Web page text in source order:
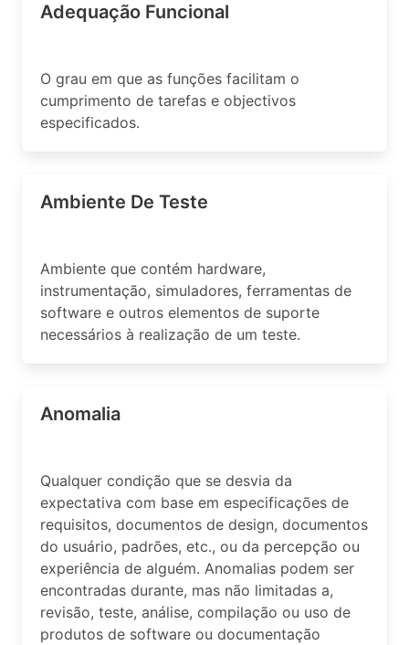
Adequação Funcional
O grau em que as funções facilitam o
cumprimento de tarefas e objectivos
especificados.
Ambiente De Teste
Ambiente que contém hardware,
instrumentação, simuladores, ferramentas de
software e outros elementos de suporte
necessários à realização de um teste.
Anomalia
Qualquer condição que se desvia da
expectativa com base em especificações de
requisitos, documentos de design, documentos
do usuário, padrões, etc., ou da percepção ou
experiência de alguém. Anomalias podem ser
encontradas durante, mas não limitadas a,
revisão, teste, análise, compilação ou uso de
produtos de software ou documentação